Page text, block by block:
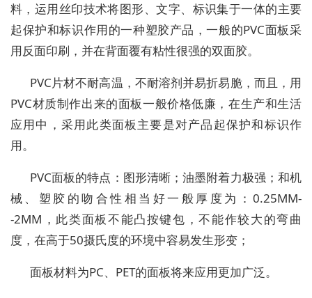
料，运用丝印技术将图形、文字、标识集于一体的主要
起保护和标识作用的一种塑胶产品，一般的PVC面板采
用反面印刷，并在背面覆有粘性很强的双面胶。
PVC片材不耐高温，不耐溶剂并易折易脆，而且，用
PVC材质制作出来的面板一般价格低廉，在生产和生活
应用中，采用此类面板主要是对产品起保护和标识作
用。
PVC面板的特点：图形清晰；油墨附着力极强；和机
械、塑胶的吻合性相当好一般厚度为：0.25MM-
-2MM，此类面板不能凸按键包，不能作较大的弯曲
度，在高于50摄氏度的环境中容易发生形变；
面板材料为PC、PET的面板将来应用更加广泛。